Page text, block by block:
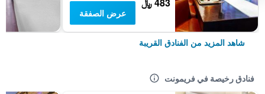
483 ﷼
عرض الصفقة
شاهد المزيد من الفنادق القريبة
فنادق رخيصة في فريمونت